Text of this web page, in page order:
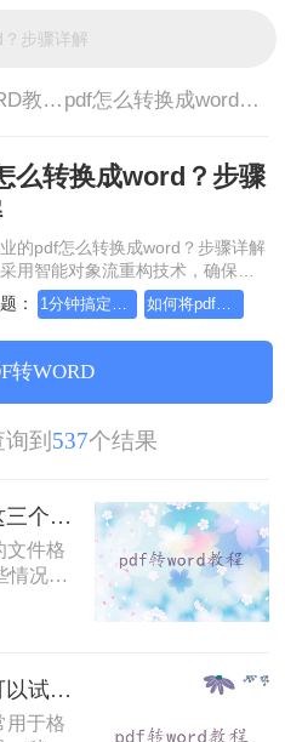
PDF转WORD教程> pdf怎么转换成word？步骤详解
么转换成word？步骤
的pdf怎么转换成word？步骤详解
用智能对象流重构技术，确保文
保真还原且排版不乱码。支持一键
，全链路 SSL 加密保障隐私安
快速实现pdf怎么转换成word？步
无需安装，高效办公。
：
转WORD
到 537个结果
如何将pdf转换成word？这三个转换方法，你一定要学会!
文件格
情况下
取、
其转
将介绍
实现
pdf转word文档怎么转？可以试试这四个方法！
用于格